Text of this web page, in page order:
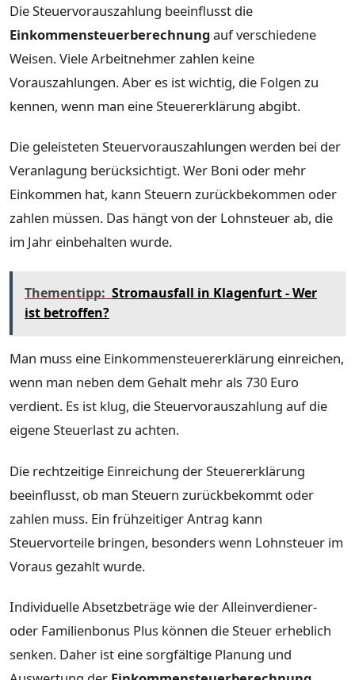
Die Steuervorauszahlung beeinflusst die
Einkommensteuerberechnungauf verschiedene
Weisen. Viele Arbeitnehmer zahlen keine
Vorauszahlungen. Aber es ist wichtig, die Folgen zu
kennen, wenn man eine Steuererklärung abgibt.
Die geleisteten Steuervorauszahlungen werden bei der
Veranlagung berücksichtigt. Wer Boni oder mehr
Einkommen hat, kann Steuern zurückbekommen oder
zahlen müssen. Das hängt von der Lohnsteuer ab, die
im Jahr einbehalten wurde.
Thementipp: Stromausfall in Klagenfurt - Wer
ist betroffen?
Man muss eine Einkommensteuererklärung einreichen,
wenn man neben dem Gehalt mehr als 730 Euro
verdient. Es ist klug, die Steuervorauszahlung auf die
eigene Steuerlast zu achten.
Die rechtzeitige Einreichung der Steuererklärung
beeinflusst, ob man Steuern zurückbekommt oder
zahlen muss. Ein frühzeitiger Antrag kann
Steuervorteile bringen, besonders wenn Lohnsteuer im
Voraus gezahlt wurde.
Individuelle Absetzbeträge wie der Alleinverdiener-
oder Familienbonus Plus können die Steuer erheblich
senken. Daher ist eine sorgfältige Planung und